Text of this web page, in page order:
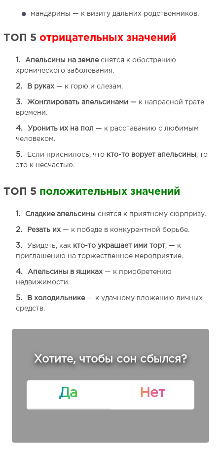
мандарины — к визиту дальних родственников.
ТОП 5 отрицательных значений
Апельсины на землеснятся к обострению
хронического заболевания.
В руках— к горю и слезам.
Жонглировать апельсинами —к напрасной трате
времени.
Уронить их на пол — к расставанию с любимым
человеком.
Если приснилось, что кто-то ворует апельсины , то
это к несчастью.
ТОП 5 положительных значений
Сладкие апельсины снятся к приятному сюрпризу.
Резать их— к победе в конкурентной борьбе.
Увидеть, как кто-то украшает ими торт, — к
приглашению на торжественное мероприятие.
Апельсины в ящиках— к приобретению
недвижимости.
В холодильнике— к удачному вложению личных
средств.
Хотите, чтобы сон сбылся?
Да Нет